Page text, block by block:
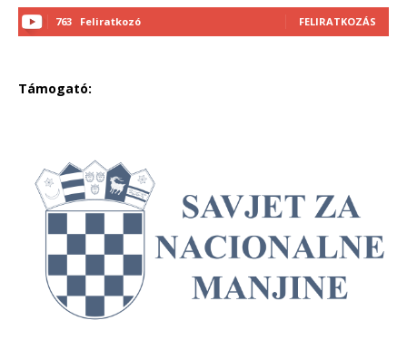
763 Feliratkozó FELIRATKOZÁS
Támogató: